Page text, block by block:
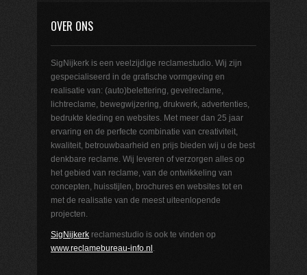
OVER ONS
SigNijkerk is een veelzijdige reclamestudio. Wij zijn
gespecialiseerd in de grafische vormgeving en
realisatie van: (auto)belettering, gevelreclame,
lichtreclame, bewegwijzering, drukwerk, advertenties,
bedrukte kleding en websites. Met meer dan 25 jaar
ervaring en de perfecte combinatie van creativiteit,
kwaliteit, betrouwbaarheid en prijs bieden wij u de best
denkbare reclame. Wij leveren of verzorgen alles op
het gebied van reclame, van de ontwikkeling van
concepten, huisstijlen, brochures en websites tot en
met de realisatie van de meest uiteenlopende
projecten.
SigNijkerk reclamestudio is ook te vinden op
www.reclamebureau-info.nl .